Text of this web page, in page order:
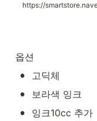
옵션
• 고딕체
• 보라색 잉크
• 잉크10cc 추가